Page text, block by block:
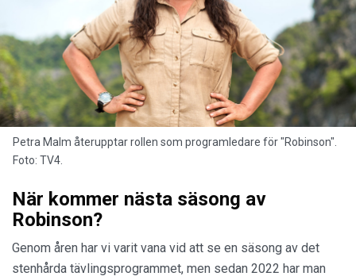
Petra Malm återupptar rollen som programledare för "Robinson".
Foto: TV4.
När kommer nästa säsong av
Robinson?
Genom åren har vi varit vana vid att se en säsong av det
stenhårda tävlingsprogrammet, men sedan 2022 har man